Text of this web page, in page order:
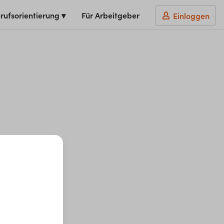
▾ Für Arbeitgeber Einloggen